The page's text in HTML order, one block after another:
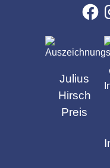
Julius
Hirsch
Preis